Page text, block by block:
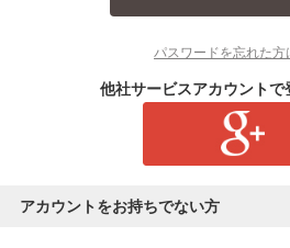
パスワードを忘れた方
他社サービスアカウントで
アカウントをお持ちでない方